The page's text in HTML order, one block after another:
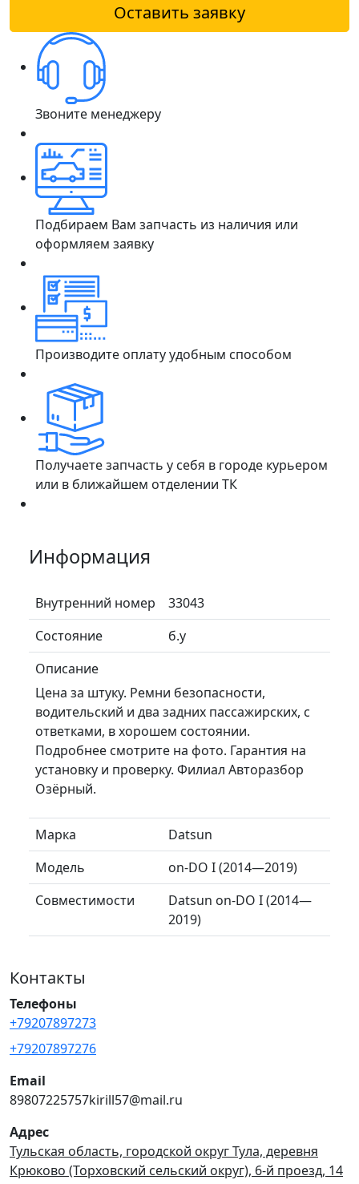
Оставить заявку
Звоните менеджеру
Подбираем Вам запчасть из наличия или
оформляем заявку
Производите оплату удобным способом
Получаете запчасть у себя в городе курьером
или в ближайшем отделении ТК
Информация
Внутренний номер
33043
Состояние
б.у
Описание
Цена за штуку. Ремни безопасности,
водительский и два задних пассажирских, с
ответками, в хорошем состоянии.
Подробнее смотрите на фото. Гарантия на
установку и проверку. Филиал Авторазбор
Озёрный.
Марка
Datsun
Модель
on-DO I (2014—2019)
Совместимости
Datsun on-DO I (2014—
2019)
Контакты
Телефоны
+79207897273
+79207897276
Email
89807225757kirill57@mail.ru
Адрес
Тульская область, городской округ Тула, деревня
Крюково (Торховский сельский округ), 6-й проезд, 14